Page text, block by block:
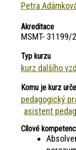
Petra
Akreditace
MSMT- 31199/
Typ kurzu
kurz dalšího
Komu je kurz
pedagogický
asistent
Cílové